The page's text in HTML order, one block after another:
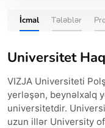
İcmal Tələblər
Universitet
VIZJA Universiteti
yerləşən, beynəlxalq
universitetdir.
uzun illər University